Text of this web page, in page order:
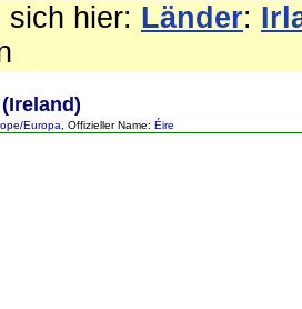
sich hier: Länder:
Europa , Offizieller Name: Éire